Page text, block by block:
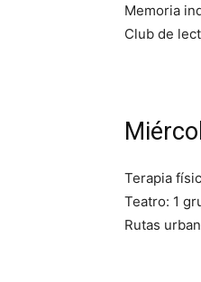
Memoria
Club de
Terapia
Teatro: 1
Rutas